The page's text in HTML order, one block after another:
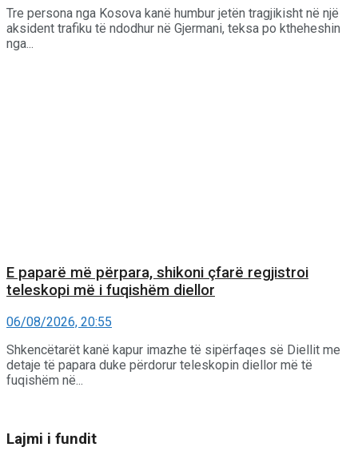
Tre persona nga Kosova kanë humbur jetën tragjikisht në një
aksident trafiku të ndodhur në Gjermani, teksa po ktheheshin
nga...
E paparë më përpara, shikoni çfarë regjistroi
teleskopi më i fuqishëm diellor
06/08/2026, 20:55
Shkencëtarët kanë kapur imazhe të sipërfaqes së Diellit me
detaje të papara duke përdorur teleskopin diellor më të
fuqishëm në...
Lajmi i fundit